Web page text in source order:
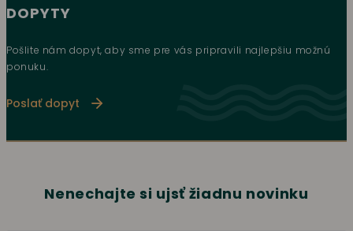
DOPYTY
Pošlite nám dopyt, aby sme pre vás pripravili najlepšiu možnú
ponuku.
Poslať dopyt
Nenechajte si ujsť žiadnu novinku